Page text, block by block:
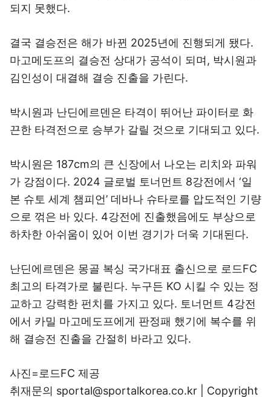
되지 못했다.
결국 결승전은 해가 바뀐 2025년에 진행되게 됐다.
마고메도프의 결승전 상대가 공석이 되며, 박시원과
김인성이 대결해 결승 진출을 가린다.
박시원과 난딘에르덴은 타격이 뛰어난 파이터로 화
끈한 타격전으로 승부가 갈릴 것으로 기대되고 있다.
박시원은 187cm의 큰 신장에서 나오는 리치와 파워
가 강점이다. 2024 글로벌 토너먼트 8강전에서 ‘일
본 슈토 세계 챔피언’ 데바나 슈타로를 압도적인 기량
으로 꺾은 바 있다. 4강전에 진출했음에도 부상으로
하차한 아쉬움이 있어 이번 경기가 더욱 기대된다.
난딘에르덴은 몽골 복싱 국가대표 출신으로 로드FC
최고의 타격가로 불린다. 누구든 KO 시킬 수 있는 정
교하고 강력한 펀치를 가지고 있다. 토너먼트 4강전
에서 카밀 마고메도프에게 판정패 했기에 복수를 위
해 결승전 진출을 간절히 바라고 있다.
사진=로드FC 제공
취재문의 sportal@sportalkorea.co.kr | Copyright